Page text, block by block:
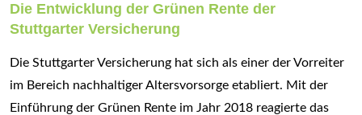
Die Entwicklung der Grünen Rente der
Stuttgarter Versicherung
Die Stuttgarter Versicherung hat sich als einer der Vorreiter
im Bereich nachhaltiger Altersvorsorge etabliert. Mit der
Einführung der Grünen Rente im Jahr 2018 reagierte das